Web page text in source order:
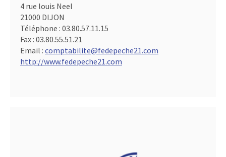
4 rue louis Neel
21000 DIJON
Téléphone : 03.80.57.11.15
Fax : 03.80.55.51.21
Email : comptabilite@fedepeche21.com
http://www.fedepeche21.com